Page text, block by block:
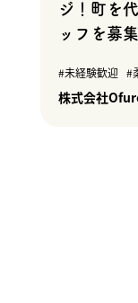
ジ！町を
ッフを募
未経験歓迎
株式会社